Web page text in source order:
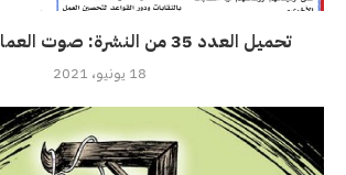
تحميل العدد 35 من النشرة: صوت العمال والكادحين
18 يونيو، 2021